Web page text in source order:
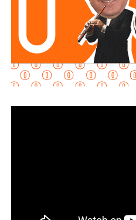
Martínez Acosta señaló quela
disposición para que Uber
y pueda operar conforme a la
exista una postura de
“No es un tema de
buscamos que ellos mismos